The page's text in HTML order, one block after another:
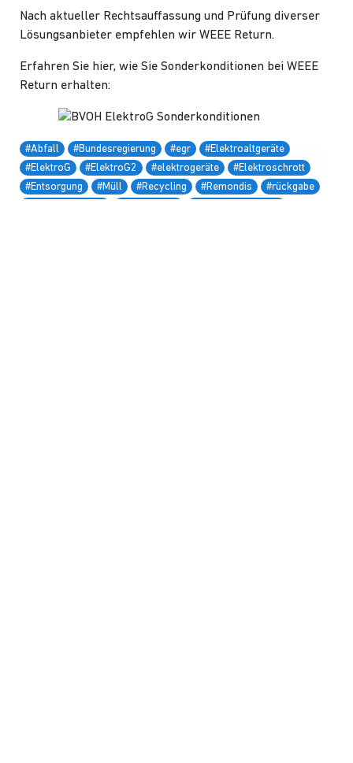
Nach aktueller Rechtsauffassung und Prüfung diverser
Lösungsanbieter empfehlen wir WEEE Return.
Erfahren Sie hier, wie Sie Sonderkonditionen bei WEEE
Return erhalten:
#Abfall #Bundesregierung #egr
#Elektroaltgeräte
#ElektroG
#ElektroG2 #elektrogeräte
#Elektroschrott
#Entsorgung
#Müll #Recycling #Remondis
#rückgabe